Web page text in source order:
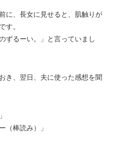
に、長女に見せると、肌触りが
す。
ずるーい。」と言っていまし
き、翌日、夫に使った感想を聞
（棒読み）」